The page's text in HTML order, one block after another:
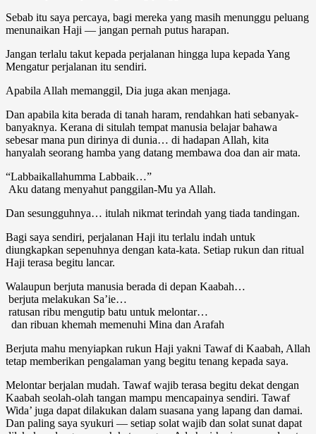
Sebab itu saya percaya, bagi mereka yang masih menunggu peluang
menunaikan Haji — jangan pernah putus harapan.
Jangan terlalu takut kepada perjalanan hingga lupa kepada Yang
Mengatur perjalanan itu sendiri.
Apabila Allah memanggil, Dia juga akan menjaga.
Dan apabila kita berada di tanah haram, rendahkan hati sebanyak-
banyaknya. Kerana di situlah tempat manusia belajar bahawa
sebesar mana pun dirinya di dunia… di hadapan Allah, kita
hanyalah seorang hamba yang datang membawa doa dan air mata.
“Labbaikallahumma Labbaik…”
Aku datang menyahut panggilan-Mu ya Allah.
Dan sesungguhnya… itulah nikmat terindah yang tiada tandingan.
Bagi saya sendiri, perjalanan Haji itu terlalu indah untuk
diungkapkan sepenuhnya dengan kata-kata. Setiap rukun dan ritual
Haji terasa begitu lancar.
Walaupun berjuta manusia berada di depan Kaabah…
berjuta melakukan Sa’ie…
ratusan ribu mengutip batu untuk melontar…
dan ribuan khemah memenuhi Mina dan Arafah
Berjuta mahu menyiapkan rukun Haji yakni Tawaf di Kaabah, Allah
tetap memberikan pengalaman yang begitu tenang kepada saya.
Melontar berjalan mudah. Tawaf wajib terasa begitu dekat dengan
Kaabah seolah-olah tangan mampu mencapainya sendiri. Tawaf
Wida’ juga dapat dilakukan dalam suasana yang lapang dan damai.
Dan paling saya syukuri — setiap solat wajib dan solat sunat dapat